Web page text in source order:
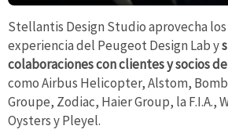
Stellantis Design Studio aprovecha los
experiencia del Peugeot Design Lab y
colaboraciones con clientes y socios
como Airbus Helicopter, Alstom,
Groupe, Zodiac, Haier Group, la F.I.A.,
Oysters y Pleyel.